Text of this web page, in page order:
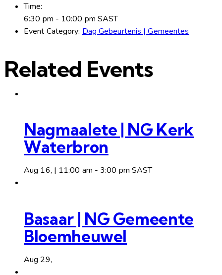
Time:
6:30 pm - 10:00 pm SAST
Event Category: Dag Gebeurtenis | Gemeentes
Related Events
Nagmaalete | NG Kerk
Waterbron
Aug 16, | 11:00 am -3:00 pm SAST
Basaar | NG Gemeente
Bloemheuwel
Aug 29,